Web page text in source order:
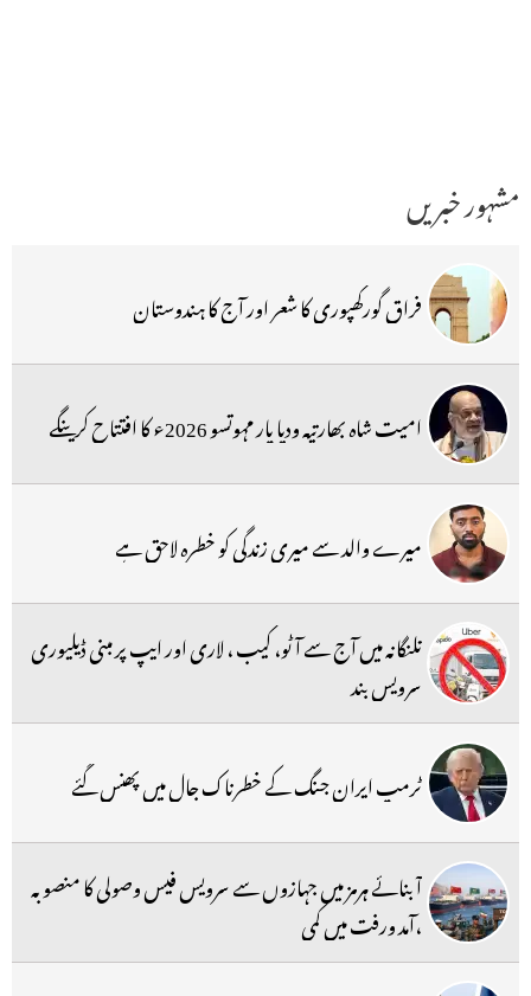
مشہور خبریں
فراق گورکھپوری کا شعر اور آج کا ہندوستان
امیت شاہ بھارتیہ ودیا پار مہوتسو 2026ء کا افتتاح کرینگے
میرے والد سے میری زندگی کو خطرہ لاحق ہے
تلنگانہ میں آج سے آٹو، کیب ، لاری اور ایپ پر مبنی ڈیلیوری
سرویس بند
ٹرمپ ایران جنگ کے خطرناک جال میں پھنس گئے
آبنائے ہرمز میں جہازوں سے سرویس فیس وصولی کا منصوبہ
،آمد ورفت میں کمی